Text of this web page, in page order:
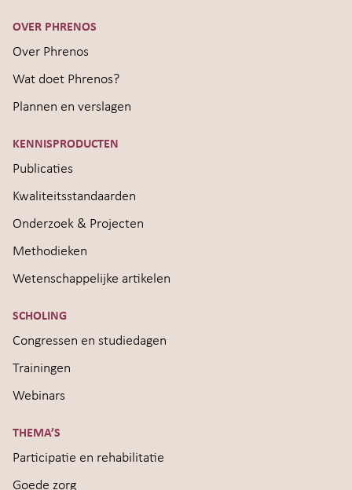
OVER PHRENOS
Over Phrenos
Wat doet Phrenos?
Plannen en verslagen
KENNISPRODUCTEN
Publicaties
Kwaliteitsstandaarden
Onderzoek & Projecten
Methodieken
Wetenschappelijke artikelen
SCHOLING
Congressen en studiedagen
Trainingen
Webinars
THEMA’S
Participatie en rehabilitatie
Goede zorg